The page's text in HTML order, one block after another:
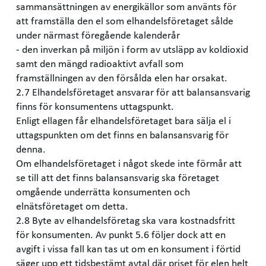
sammansättningen av energikällor som använts för
att framställa den el som elhandelsföretaget sålde
under närmast föregående kalenderår
- den inverkan på miljön i form av utsläpp av koldioxid
samt den mängd radioaktivt avfall som
framställningen av den försålda elen har orsakat.
2.7 Elhandelsföretaget ansvarar för att balansansvarig
finns för konsumentens uttagspunkt.
Enligt ellagen får elhandelsföretaget bara sälja el i
uttagspunkten om det finns en balansansvarig för
denna.
Om elhandelsföretaget i något skede inte förmår att
se till att det finns balansansvarig ska företaget
omgående underrätta konsumenten och
elnätsföretaget om detta.
2.8 Byte av elhandelsföretag ska vara kostnadsfritt
för konsumenten. Av punkt 5.6 följer dock att en
avgift i vissa fall kan tas ut om en konsument i förtid
säger upp ett tidsbestämt avtal där priset för elen helt